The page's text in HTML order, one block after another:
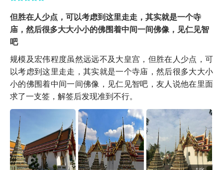
但胜在人少点，可以考虑到这里走走，其实就是一个寺
庙，然后很多大大小小的佛围着中间一间佛像，见仁见智
吧
规模及宏伟程度虽然远远不及大皇宫，但胜在人少点，可
以考虑到这里走走，其实就是一个寺庙，然后很多大大小
小的佛围着中间一间佛像，见仁见智吧，友人说他在里面
求了一支签，解签后发现准到不行。